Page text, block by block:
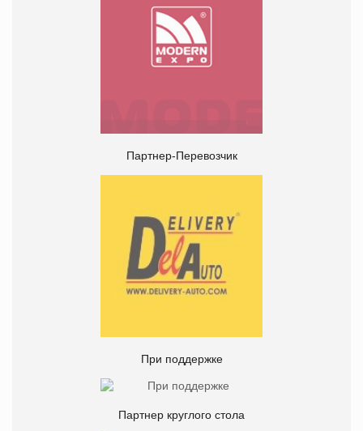
Партнер-Перевозчик
При поддержке
Партнер круглого стола